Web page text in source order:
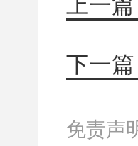
下一
免责声